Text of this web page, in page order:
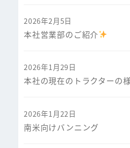
本社営業部のご紹介
2026年2月5日
本社の現在のトラクターの
2026年1月29日
南米向けバンニング
2026年1月22日